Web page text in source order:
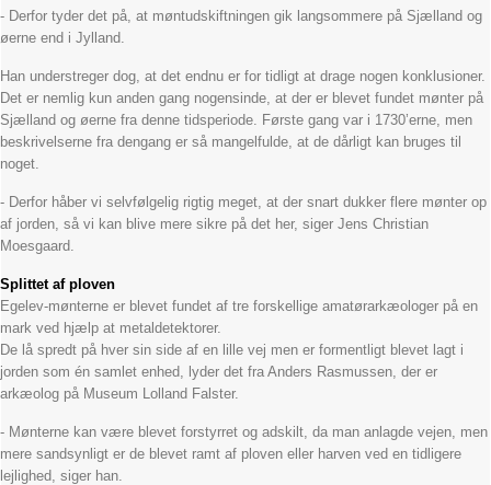
- Derfor tyder det på, at møntudskiftningen gik langsommere på Sjælland og
øerne end i Jylland.
Han understreger dog, at det endnu er for tidligt at drage nogen konklusioner.
Det er nemlig kun anden gang nogensinde, at der er blevet fundet mønter på
Sjælland og øerne fra denne tidsperiode. Første gang var i 1730’erne, men
beskrivelserne fra dengang er så mangelfulde, at de dårligt kan bruges til
noget.
- Derfor håber vi selvfølgelig rigtig meget, at der snart dukker flere mønter op
af jorden, så vi kan blive mere sikre på det her, siger Jens Christian
Moesgaard.
Splittet af ploven
Egelev-mønterne er blevet fundet af tre forskellige amatørarkæologer på en
mark ved hjælp at metaldetektorer.
De lå spredt på hver sin side af en lille vej men er formentligt blevet lagt i
jorden som én samlet enhed, lyder det fra Anders Rasmussen, der er
arkæolog på Museum Lolland Falster.
- Mønterne kan være blevet forstyrret og adskilt, da man anlagde vejen, men
mere sandsynligt er de blevet ramt af ploven eller harven ved en tidligere
lejlighed, siger han.